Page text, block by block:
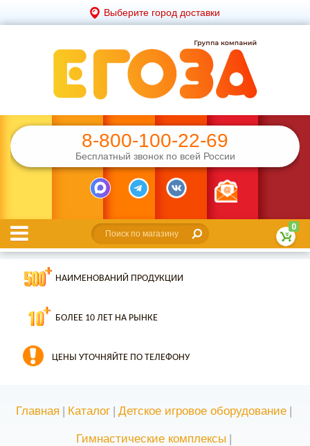
Выберите город доставки
8-800-100-22-69
Бесплатный звонок по всей России
0
НАИМЕНОВАНИЙ ПРОДУКЦИИ
БОЛЕЕ 10 ЛЕТ НА РЫНКЕ
ЦЕНЫ УТОЧНЯЙТЕ ПО ТЕЛЕФОНУ
Главная | Каталог | Детское игровое оборудование |
Гимнастические комплексы |